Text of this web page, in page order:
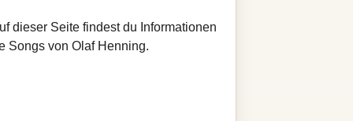
dieser Seite findest du Informationen
Songs von Olaf Henning.